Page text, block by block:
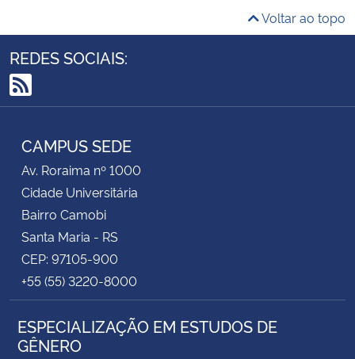
Voltar ao topo
REDES SOCIAIS:
RSS
CAMPUS SEDE
Av. Roraima nº 1000
Cidade Universitária
Bairro Camobi
Santa Maria - RS
CEP: 97105-900
+55 (55) 3220-8000
ESPECIALIZAÇÃO EM ESTUDOS DE
GÊNERO